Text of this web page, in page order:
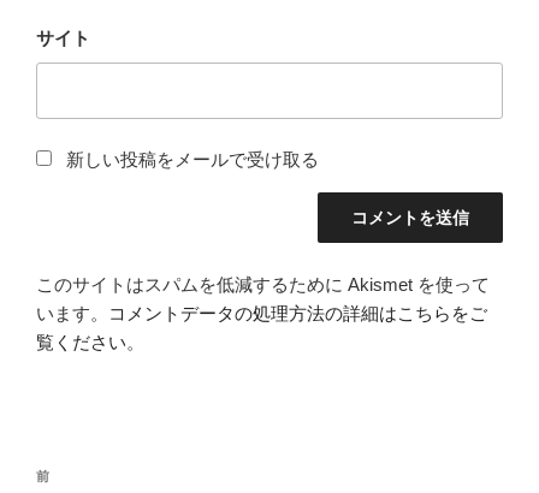
サイト
新しい投稿をメールで受け取る
このサイトはスパムを低減するために Akismet を使って
います。
コメントデータの処理方法の詳細はこちらをご
覧ください。
投
前
前